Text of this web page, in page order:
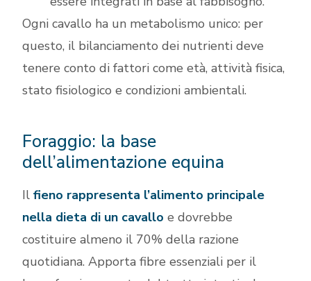
Ogni cavallo ha un metabolismo unico: per
questo, il bilanciamento dei nutrienti deve
tenere conto di fattori come età, attività fisica,
stato fisiologico e condizioni ambientali.
Foraggio: la base
dell’alimentazione equina
Ilfieno rappresenta l’alimento principale
nella dieta di un cavallo e dovrebbe
costituire almeno il 70% della razione
quotidiana. Apporta fibre essenziali per il